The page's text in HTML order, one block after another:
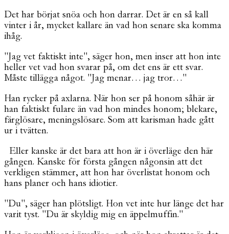
Det har börjat snöa och hon darrar. Det är en så kall
vinter i år, mycket kallare än vad hon senare ska komma
ihåg.
"Jag vet faktiskt inte", säger hon, men inser att hon inte
heller vet vad hon svarar på, om det ens är ett svar.
Måste tillägga något. "Jag menar… jag tror…"
Han rycker på axlarna. När hon ser på honom såhär är
han faktiskt fulare än vad hon mindes honom; blekare,
färglösare, meningslösare. Som att karisman hade gått
ur i tvätten.
Eller kanske är det bara att hon är i överläge den här
gången. Kanske för första gången någonsin att det
verkligen stämmer, att hon har överlistat honom och
hans planer och hans idiotier.
"Du", säger han plötsligt. Hon vet inte hur länge det har
varit tyst. "Du är skyldig mig en äppelmuffin."